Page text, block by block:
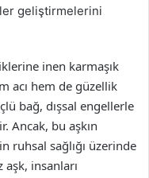
geliştirmelerini
inen karmaşık
acı hem de güzellik
bağ, dışsal engellerle
Ancak, bu aşkın
ruhsal sağlığı üzerinde
insanları